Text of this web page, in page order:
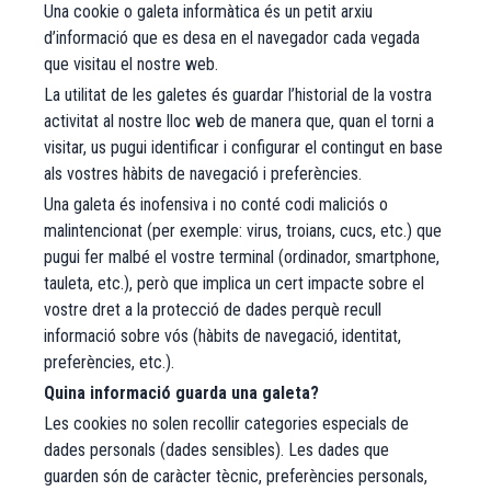
Una cookie o galeta informàtica és un petit arxiu
d’informació que es desa en el navegador cada vegada
que visitau el nostre web.
La utilitat de les galetes és guardar l’historial de la vostra
activitat al nostre lloc web de manera que, quan el torni a
visitar, us pugui identificar i configurar el contingut en base
als vostres hàbits de navegació i preferències.
Una galeta és inofensiva i no conté codi maliciós o
malintencionat (per exemple: virus, troians, cucs, etc.) que
pugui fer malbé el vostre terminal (ordinador, smartphone,
tauleta, etc.), però que implica un cert impacte sobre el
vostre dret a la protecció de dades perquè recull
informació sobre vós (hàbits de navegació, identitat,
preferències, etc.).
Quina informació guarda una galeta?
Les cookies no solen recollir categories especials de
dades personals (dades sensibles). Les dades que
guarden són de caràcter tècnic, preferències personals,